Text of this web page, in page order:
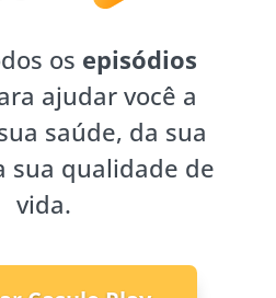
os episódios
ajudar você a
saúde, da sua
sua qualidade de
vida.